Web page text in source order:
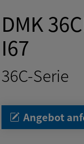
DMK
I67
36C-Serie
Angebot